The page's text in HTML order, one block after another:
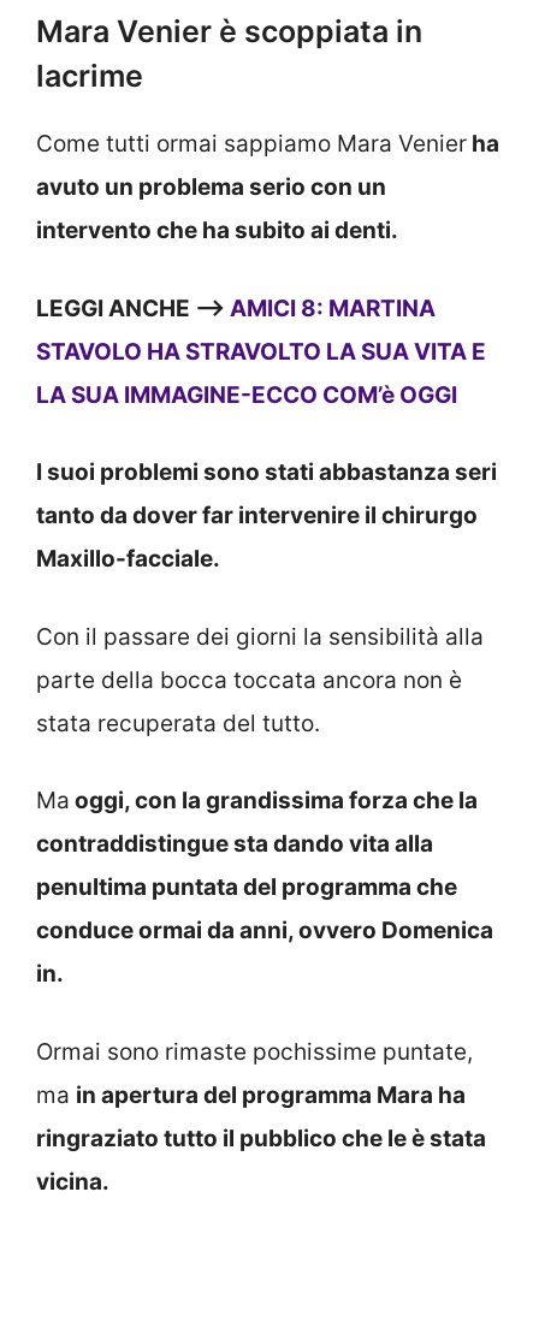
Mara Venier è scoppiata in
lacrime
Come tutti ormai sappiamo Mara Venier ha
avuto un problema serio con un
intervento che ha subito ai denti.
LEGGI ANCHE —> AMICI 8: MARTINA
STAVOLO HA STRAVOLTO LA SUA VITA E
LA SUA IMMAGINE-ECCO COM’è OGGI
I suoi problemi sono stati abbastanza seri
tanto da dover far intervenire il chirurgo
Maxillo-facciale.
Con il passare dei giorni la sensibilità alla
parte della bocca toccata ancora non è
stata recuperata del tutto.
Ma oggi, con la grandissima forza che la
contraddistingue sta dando vita alla
penultima puntata del programma che
conduce ormai da anni, ovvero Domenica
in.
Ormai sono rimaste pochissime puntate,
ma in apertura del programma Mara ha
ringraziato tutto il pubblico che le è stata
vicina.